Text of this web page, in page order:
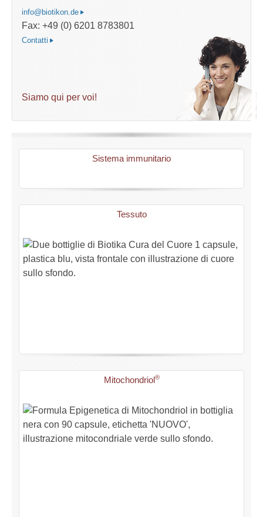
info@biotikon.de
Fax: +49 (0) 6201 8783801
Contatti
Siamo qui per voi!
Sistema immunitario
Tessuto
Mitochondriol®